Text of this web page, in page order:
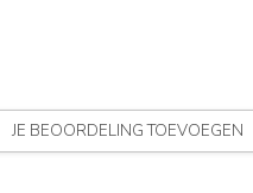
JE BEOORDELING TOEVOEGEN